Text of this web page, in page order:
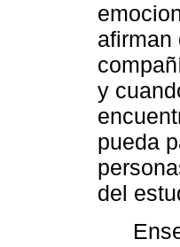
afirman
y
pueda
del